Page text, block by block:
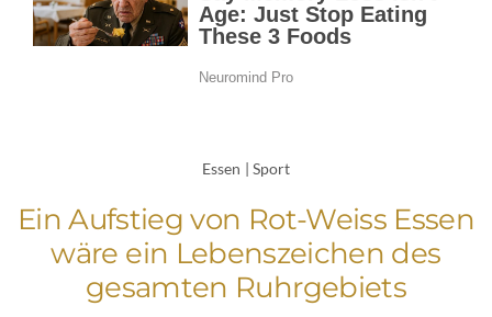
Essen | Sport
Ein Aufstieg von Rot-Weiss Essen
wäre ein Lebenszeichen des
gesamten Ruhrgebiets